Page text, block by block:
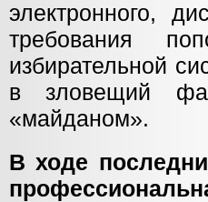
электронного,
требования
избирательной
в зловещий
«майданом».
В ходе